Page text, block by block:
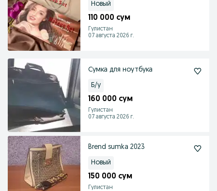
Новый
110 000 сум
Гулистан
07 августа 2026 г.
Сумка для ноутбука
Б/у
160 000 сум
Гулистан
07 августа 2026 г.
Brend sumka 2023
Новый
150 000 сум
Гулистан